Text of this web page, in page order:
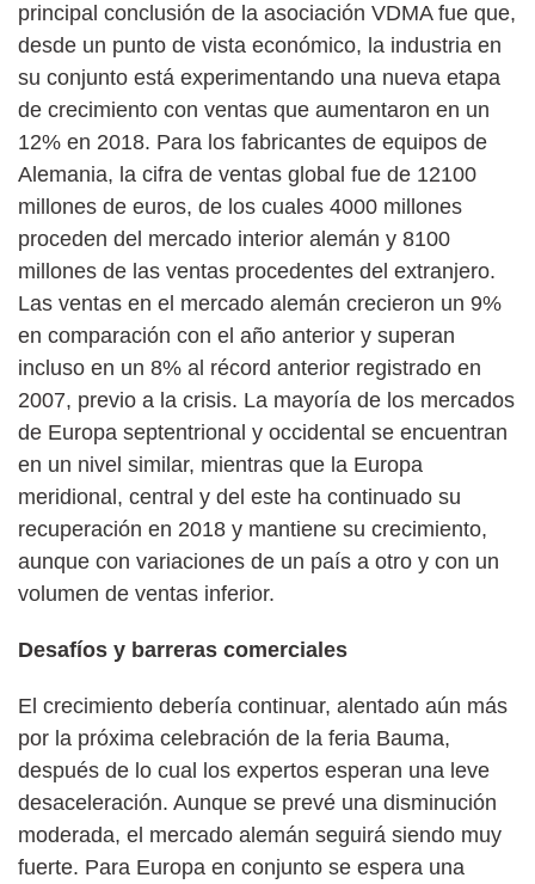
principal conclusión de la asociación VDMA fue que,
desde un punto de vista económico, la industria en
su conjunto está experimentando una nueva etapa
de crecimiento con ventas que aumentaron en un
12% en 2018. Para los fabricantes de equipos de
Alemania, la cifra de ventas global fue de 12100
millones de euros, de los cuales 4000 millones
proceden del mercado interior alemán y 8100
millones de las ventas procedentes del extranjero.
Las ventas en el mercado alemán crecieron un 9%
en comparación con el año anterior y superan
incluso en un 8% al récord anterior registrado en
2007, previo a la crisis. La mayoría de los mercados
de Europa septentrional y occidental se encuentran
en un nivel similar, mientras que la Europa
meridional, central y del este ha continuado su
recuperación en 2018 y mantiene su crecimiento,
aunque con variaciones de un país a otro y con un
volumen de ventas inferior.
Desafíos y barreras comerciales
El crecimiento debería continuar, alentado aún más
por la próxima celebración de la feria Bauma,
después de lo cual los expertos esperan una leve
desaceleración. Aunque se prevé una disminución
moderada, el mercado alemán seguirá siendo muy
fuerte. Para Europa en conjunto se espera una